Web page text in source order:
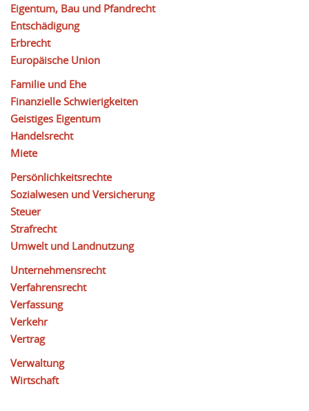
Eigentum, Bau und Pfandrecht
Entschädigung
Erbrecht
Europäische Union
Familie und Ehe
Finanzielle Schwierigkeiten
Geistiges Eigentum
Handelsrecht
Miete
Persönlichkeitsrechte
Sozialwesen und Versicherung
Steuer
Strafrecht
Umwelt und Landnutzung
Unternehmensrecht
Verfahrensrecht
Verfassung
Verkehr
Vertrag
Verwaltung
Wirtschaft